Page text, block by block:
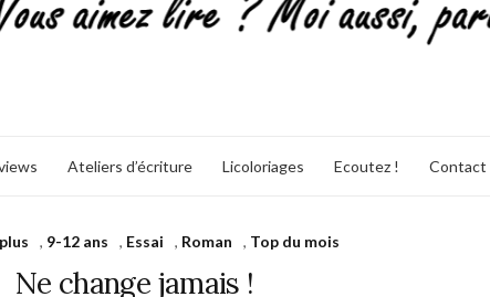
Ateliers d’écriture Licoloriages Ecoutez ! Contact
, 9-12 ans , Essai , Roman , Top du mois
Ne change jamais !